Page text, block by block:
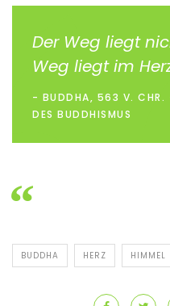
Der Weg liegt
Weg liegt im
BUDDHA, 563 V. CHR.
DES BUDDHISMUS
BUDDHA HERZ HIMMEL